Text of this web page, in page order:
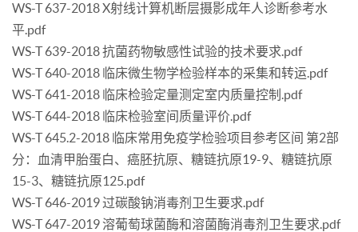
WS-T 637-2018 X射线计算机断层摄影成年人诊断参考水
平.pdf
WS-T 639-2018 抗菌药物敏感性试验的技术要求.pdf
WS-T 640-2018 临床微生物学检验样本的采集和转运.pdf
WS-T 641-2018 临床检验定量测定室内质量控制.pdf
WS-T 644-2018 临床检验室间质量评价.pdf
WS-T 645.2-2018 临床常用免疫学检验项目参考区间 第2部
分：血清甲胎蛋白、癌胚抗原、糖链抗原19-9、糖链抗原
15-3、糖链抗原125.pdf
WS-T 646-2019 过碳酸钠消毒剂卫生要求.pdf
WS-T 647-2019 溶葡萄球菌酶和溶菌酶消毒剂卫生要求.pdf